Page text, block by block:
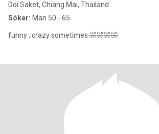
Doi Saket, Chiang Mai, Thailand
Söker: Man 50 - 65
funny , crazy sometimes 🤣🤣🤣🤣